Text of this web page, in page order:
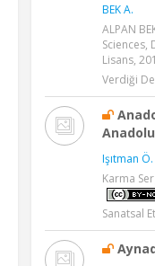
BEK A.
ALPAN
Sciences,
Lisans,
Verdiği
Işıtman Ö.
Karma
Sanatsal